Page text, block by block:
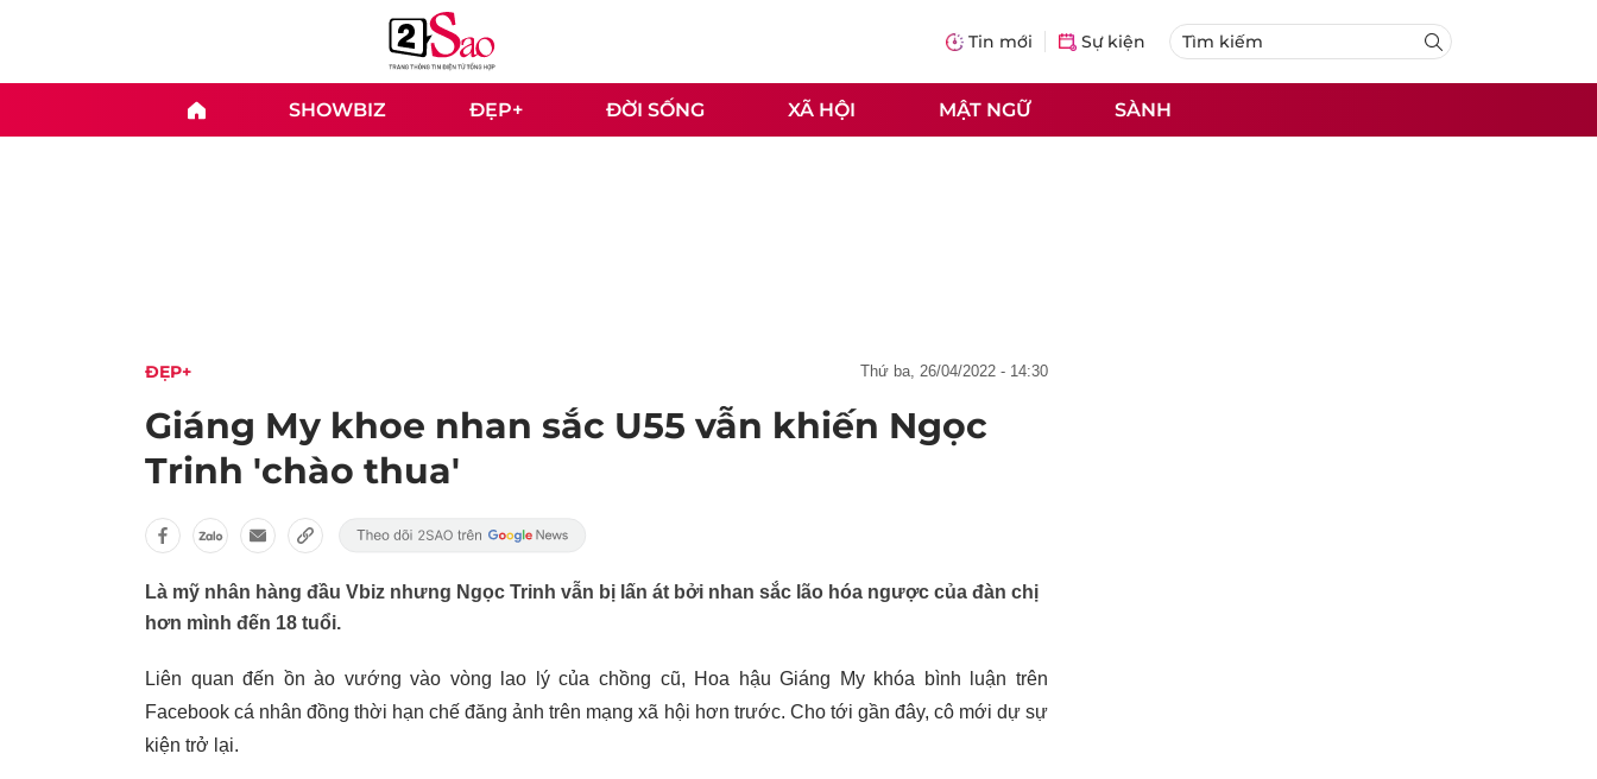
Tin mới Sự kiện
SHOWBIZ ĐẸP+ ĐỜI SỐNG XÃ HỘI MẬT NGỮ SÀNH
ĐẸP+ thứ ba, 26/04/2022 - 14:30
Giáng My khoe nhan sắc U55 vẫn khiến Ngọc
Trinh 'chào thua'
Là mỹ nhân hàng đầu Vbiz nhưng Ngọc Trinh vẫn bị lấn át bởi nhan sắc lão hóa ngược của đàn chị
hơn mình đến 18 tuổi.
Liên quan đến ồn ào vướng vào vòng lao lý của chồng cũ, Hoa hậu Giáng My khóa bình luận trên
Facebook cá nhân đồng thời hạn chế đăng ảnh trên mạng xã hội hơn trước. Cho tới gần đây, cô mới dự sự
kiện trở lại.